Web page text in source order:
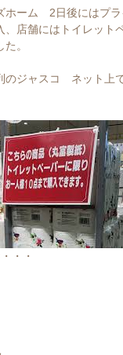
ホーム 2日後にはプラ
、店舗にはトイレット
。
のジャスコ ネット上
・・